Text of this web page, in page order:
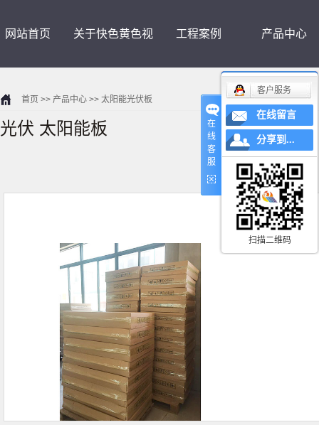
网站首页 关于快色黄色视
频下载
工程案例 产品中心
首页 >> 产品中心 >> 太阳能光伏板
光伏 太阳能板
在
线
客
服
客户服务
在线留言
分享到...
扫描二维码